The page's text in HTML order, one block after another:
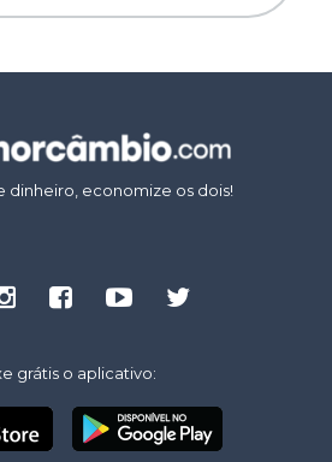
dinheiro, economize os dois!
grátis o aplicativo: